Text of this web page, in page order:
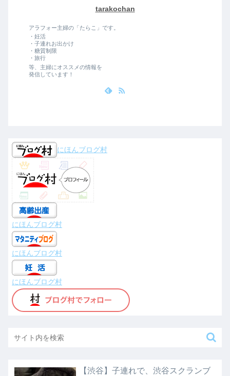
tarakochan
アラフォー主婦の「たらこ」です。
・妊活
・子連れお出かけ
・糖質制限
・旅行
等、主婦にオススメの情報を
発信しています！
にほんブログ村
にほんブログ村
にほんブログ村
にほんブログ村
【渋谷】子連れで、渋谷スクランブ